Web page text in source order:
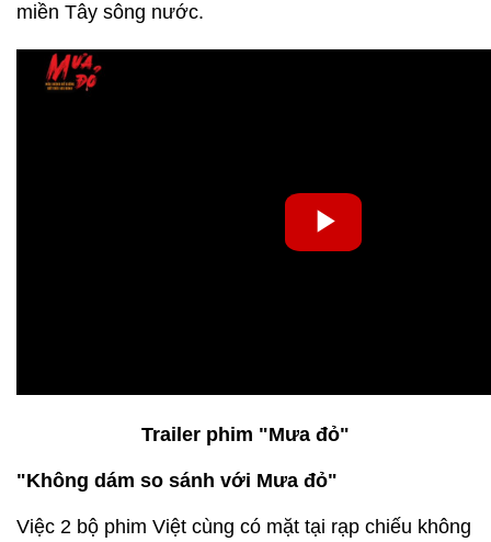
miền Tây sông nước.
Trailer phim "Mưa đỏ"
"Không dám so sánh với Mưa đỏ"
Việc 2 bộ phim Việt cùng có mặt tại rạp chiếu không